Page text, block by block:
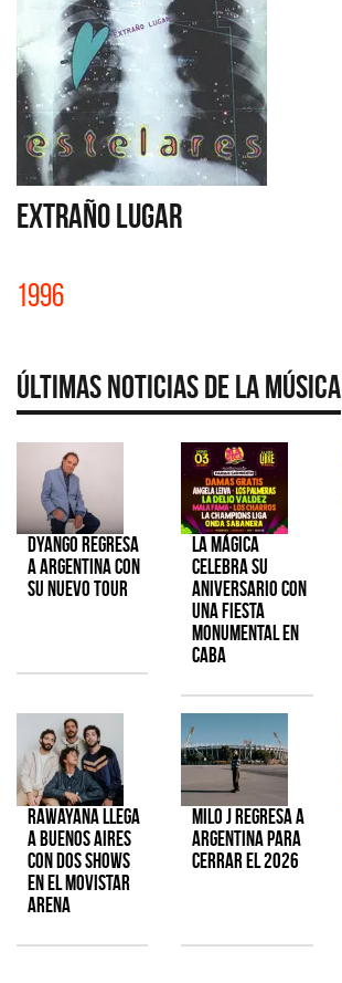
EXTRAÑO LUGAR
1996
Últimas Noticias de la Música
Dyango regresa
a Argentina con
su nuevo tour
La Mágica
celebra su
aniversario con
una fiesta
monumental en
CABA
Rawayana llega
a Buenos Aires
con dos shows
en el Movistar
Arena
Milo J regresa a
Argentina para
cerrar el 2026